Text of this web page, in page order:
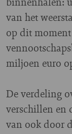
van het
op dit
miljoen euro
De verdeling
verschillen en
van ook door